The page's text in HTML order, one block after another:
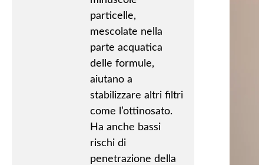
particelle,
mescolate nella
parte acquatica
delle formule,
aiutano a
stabilizzare altri filtri
come l’ottinosato.
Ha anche bassi
rischi di
penetrazione della